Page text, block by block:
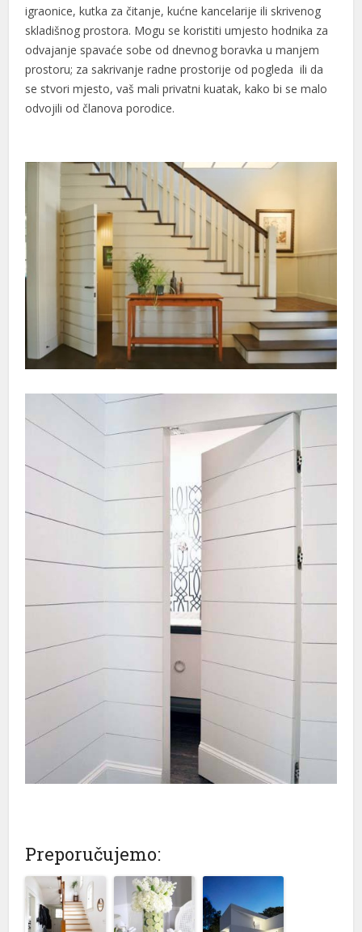
igraonice, kutka za čitanje, kućne kancelarije ili skrivenog
skladišnog prostora. Mogu se koristiti umjesto hodnika za
odvajanje spavaće sobe od dnevnog boravka u manjem
prostoru; za sakrivanje radne prostorije od pogleda ili da
se stvori mjesto, vaš mali privatni kuatak, kako bi se malo
odvojili od članova porodice.
Preporučujemo: